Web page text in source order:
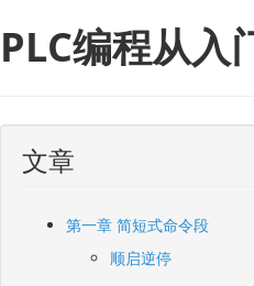
PLC编程从入
文章
第一章 简短式命令段
顺启逆停